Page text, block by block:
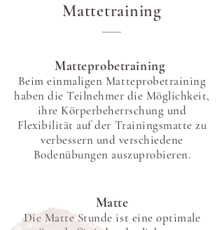
Mattetraining
Matteprobetraining
Beim einmaligen Matteprobetraining
haben die Teilnehmer die Möglichkeit,
ihre Körperbeherrschung und
Flexibilität auf der Trainingsmatte zu
verbessern und verschiedene
Bodenübungen auszuprobieren.
Matte
Die Matte Stunde ist eine optimale